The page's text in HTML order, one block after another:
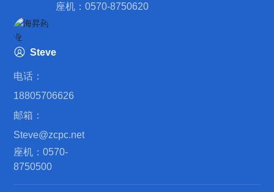
座机：0570-8750620
Steve
电话：
18805706626
邮箱：
Steve@zcpc.net
座机：0570-
8750500